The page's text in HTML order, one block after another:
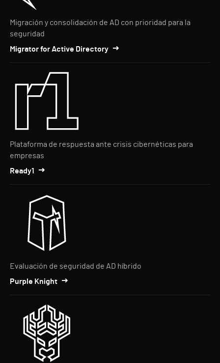
Migración y consolidación de AD con prioridad para la
seguridad
Migrator for Active Directory
Plataforma de respuesta ante crisis cibernéticas para
empresas
Ready1
Evaluación de seguridad de AD híbrido
Purple Knight